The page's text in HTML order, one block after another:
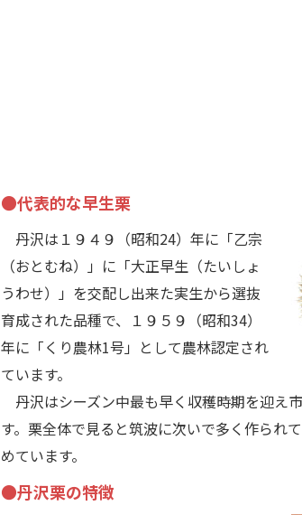
●代表的な早生栗
丹沢は１９４９（昭和24）年に「乙宗
（おとむね）」に「大正早生（たいしょ
うわせ）」を交配し出来た実生から選抜
育成された品種で、１９５９（昭和34）
年に「くり農林1号」として農林認定され
ています。
丹沢はシーズン中最も早く収穫時期を迎え
す。栗全体で見ると筑波に次いで多く作られ
めています。
●丹沢栗の特徴